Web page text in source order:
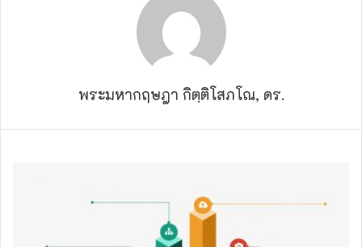
พระมหากฤษฎา กิตฺติโสภโณ, ดร.